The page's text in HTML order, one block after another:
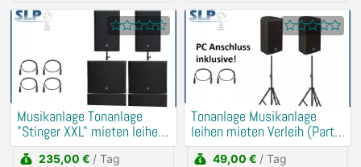
Musikanlage Tonanlage
"Stinger XXL" mieten leihen
Verleih PA, DJ
235,00 € / Tag
Tonanlage Musikanlage
leihen mieten Verleih (Party,
Hochzeit, Geburtstag)
49,00 € / Tag